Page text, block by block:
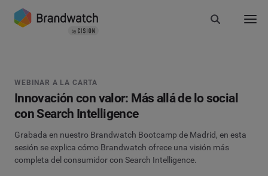
WEBINAR A LA CARTA
Innovación con valor: Más allá de lo social
con Search Intelligence
Grabada en nuestro Brandwatch Bootcamp de Madrid, en esta
sesión se explica cómo Brandwatch ofrece una visión más
completa del consumidor con Search Intelligence.